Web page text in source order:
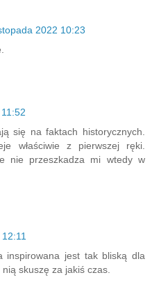
2022 10:23
się na faktach historycznych.
właściwie z pierwszej ręki.
nie przeszkadza mi wtedy w
inspirowana jest tak bliską dla
skuszę za jakiś czas.